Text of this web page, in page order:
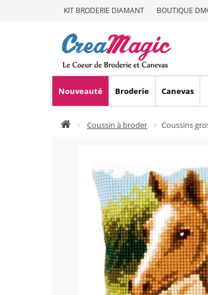
KIT BRODERIE DIAMANT BOUTIQUE
Nouveauté Broderie Canevas
Coussin à broder Coussins